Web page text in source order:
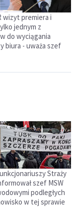
wizyt premiera i
jednym z
do wyciągania
biura - uważa szef
Straży
szef MSW
podległych
w tej sprawie